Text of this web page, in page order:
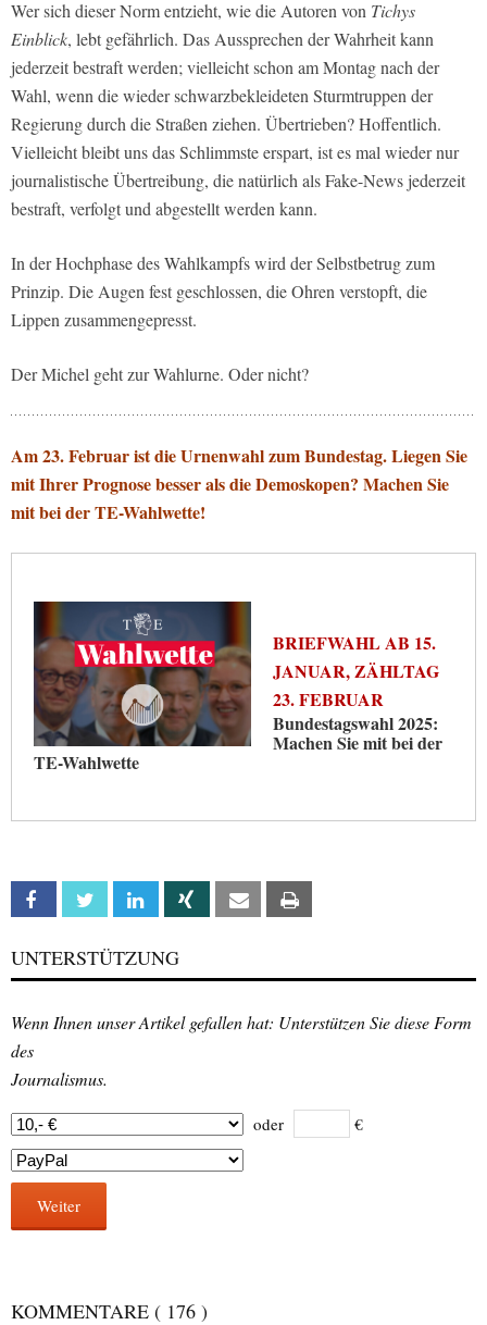
Wer sich dieser Norm entzieht, wie die Autoren von Tichys
Einblick, lebt gefährlich. Das Aussprechen der Wahrheit kann
jederzeit bestraft werden; vielleicht schon am Montag nach der
Wahl, wenn die wieder schwarzbekleideten Sturmtruppen der
Regierung durch die Straßen ziehen. Übertrieben? Hoffentlich.
Vielleicht bleibt uns das Schlimmste erspart, ist es mal wieder nur
journalistische Übertreibung, die natürlich als Fake-News jederzeit
bestraft, verfolgt und abgestellt werden kann.
In der Hochphase des Wahlkampfs wird der Selbstbetrug zum
Prinzip. Die Augen fest geschlossen, die Ohren verstopft, die
Lippen zusammengepresst.
Der Michel geht zur Wahlurne. Oder nicht?
Am 23. Februar ist die Urnenwahl zum Bundestag. Liegen Sie
mit Ihrer Prognose besser als die Demoskopen? Machen Sie
mit bei der TE-Wahlwette!
BRIEFWAHL AB 15.
JANUAR, ZÄHLTAG
23. FEBRUAR
Bundestagswahl 2025:
Machen Sie mit bei der
TE-Wahlwette
Facebook Twitter Linkedin Xing Email
UNTERSTÜTZUNG
Wenn Ihnen unser Artikel gefallen hat: Unterstützen Sie diese Form
des
Journalismus.
oder €
Weiter
KOMMENTARE ( 176 )